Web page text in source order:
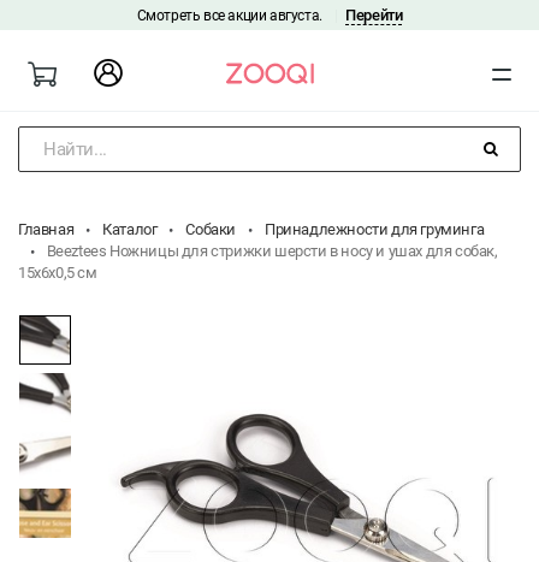
Смотреть все акции августа. Перейти
Найти...
Главная Каталог Собаки
Принадлежности для груминга
Beeztees Ножницы для стрижки шерсти в носу и ушах для собак,
15x6x0,5 см